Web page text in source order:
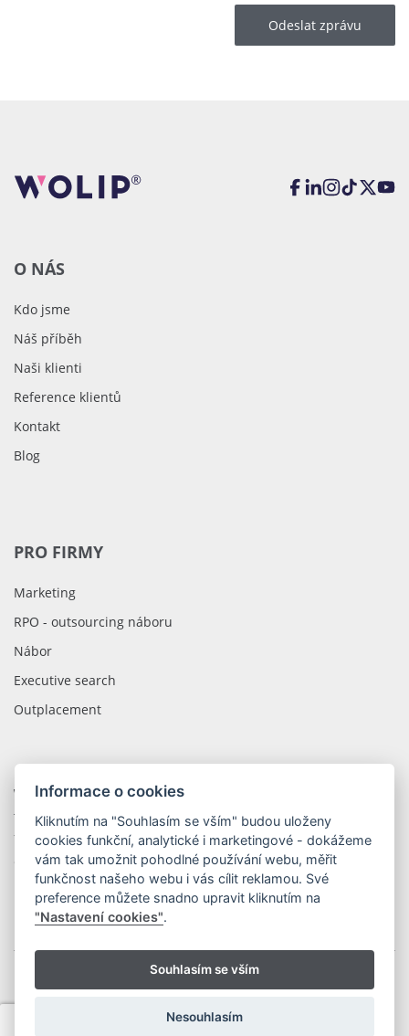
Odeslat zprávu
O NÁS
Kdo jsme
Náš příběh
Naši klienti
Reference klientů
Kontakt
Blog
PRO FIRMY
Marketing
RPO - outsourcing náboru
Nábor
Executive search
Outplacement
WOLIP CZECH REPUBLIC
tř. Kosmonautů 1288/1
779 00 Olomouc
Česká Republika
Copyright © 2026 WOLIP s.r.o.| Ochrana osobních údajů
Vytvořil OLC Webdesign
Informace o cookies
Kliknutím na "Souhlasím se vším" budou uloženy
cookies funkční, analytické i marketingové - dokážeme
vám tak umožnit pohodlné používání webu, měřit
funkčnost našeho webu i vás cílit reklamou. Své
preference můžete snadno upravit kliknutím na
"Nastavení cookies".
Souhlasím se vším
Nesouhlasím